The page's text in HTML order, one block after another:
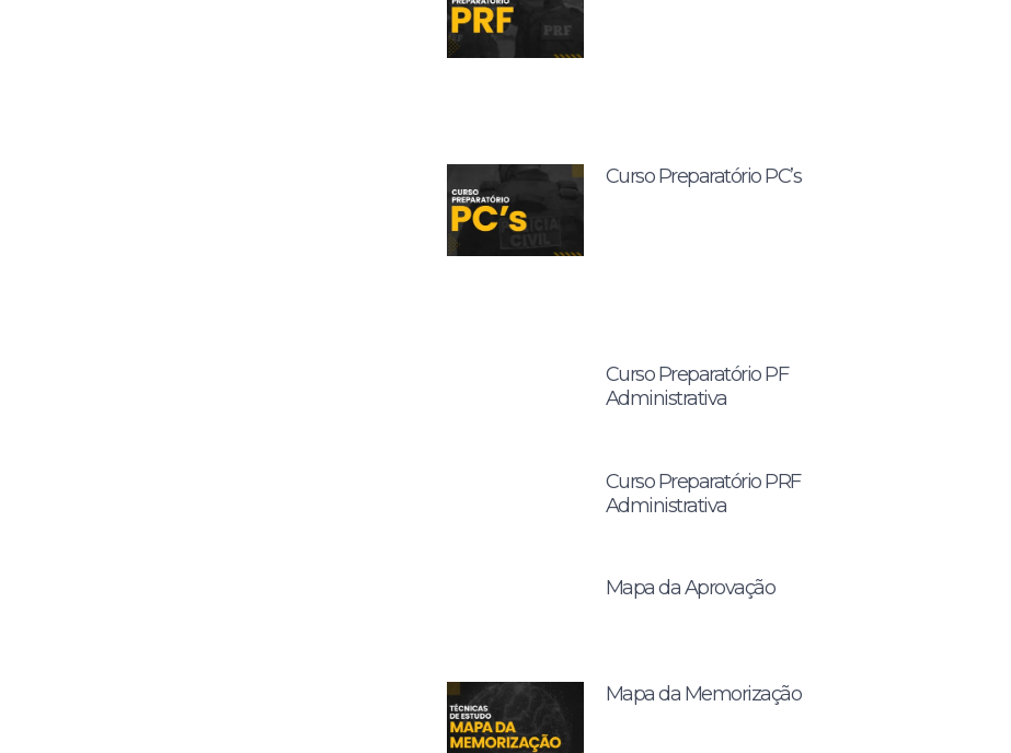
Curso Preparatório PC’s
Curso Preparatório PF
Administrativa
Curso Preparatório PRF
Administrativa
Mapa da Aprovação
Mapa da Memorização